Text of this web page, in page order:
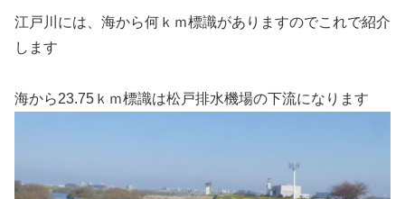
江戸川には、海から何ｋｍ標識がありますのでこれで紹介
します
海から23.75ｋｍ標識は松戸排水機場の下流になります